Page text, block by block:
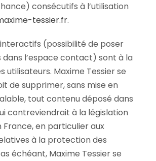
consécutifs à l’utilisation
tessier.fr.
(possibilité de poser
dans l’espace contact) sont à la
utilisateurs. Maxime Tessier se
de supprimer, sans mise en
tout contenu déposé dans
contreviendrait à la législation
en particulier aux
à la protection des
échéant, Maxime Tessier se